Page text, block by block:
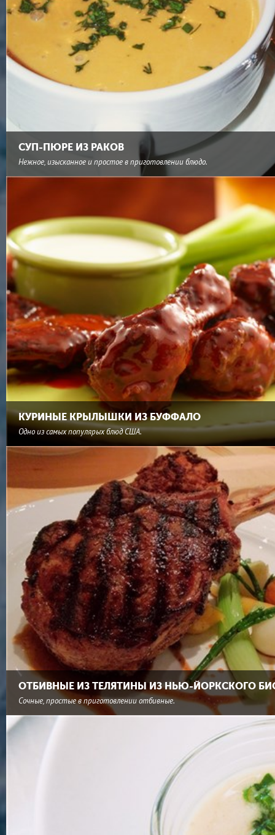
СУП-ПЮРЕ ИЗ РАКОВ
Нежное, изысканное и простое в приготовлении блюдо.
КУРИНЫЕ КРЫЛЫШКИ ИЗ БУФФАЛО
Одно из самых популярых блюд США.
ОТБИВНЫЕ ИЗ ТЕЛЯТИНЫ ИЗ НЬЮ-ЙОРКСКОГО
Сочные, простые в приготовлении отбивные.